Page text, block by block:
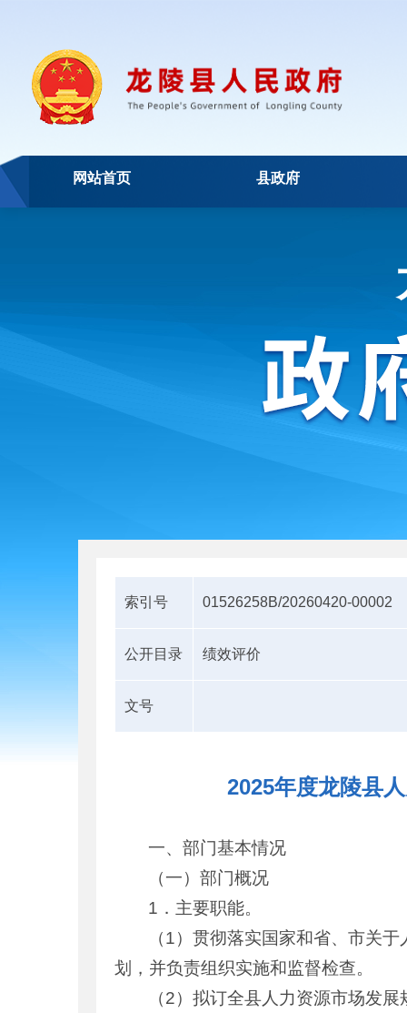
网站首页 县政府
索引号 01526258B/20260420-00002
公开目录 绩效评价
文号
2025年度龙陵县
一、部门基本情况
（一）部门概况
1．主要职能。
（1）贯彻落实国家和省、市关
划，并负责组织实施和监督检查。
（2）拟订全县人力资源市场发